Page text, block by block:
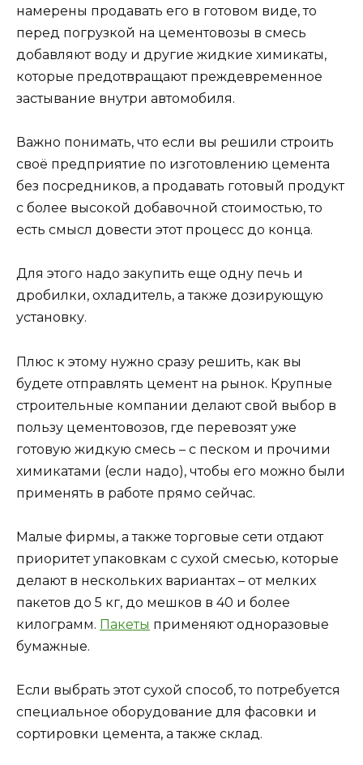
намерены продавать его в готовом виде, то
перед погрузкой на цементовозы в смесь
добавляют воду и другие жидкие химикаты,
которые предотвращают преждевременное
застывание внутри автомобиля.
Важно понимать, что если вы решили строить
своё предприятие по изготовлению цемента
без посредников, а продавать готовый продукт
с более высокой добавочной стоимостью, то
есть смысл довести этот процесс до конца.
Для этого надо закупить еще одну печь и
дробилки, охладитель, а также дозирующую
установку.
Плюс к этому нужно сразу решить, как вы
будете отправлять цемент на рынок. Крупные
строительные компании делают свой выбор в
пользу цементовозов, где перевозят уже
готовую жидкую смесь – с песком и прочими
химикатами (если надо), чтобы его можно были
применять в работе прямо сейчас.
Малые фирмы, а также торговые сети отдают
приоритет упаковкам с сухой смесью, которые
делают в нескольких вариантах – от мелких
пакетов до 5 кг, до мешков в 40 и более
килограмм. Пакеты применяют одноразовые
бумажные.
Если выбрать этот сухой способ, то потребуется
специальное оборудование для фасовки и
сортировки цемента, а также склад.